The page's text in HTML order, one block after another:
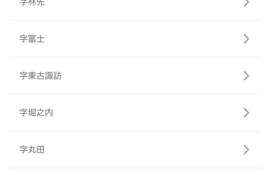
字冨士
字東古諏訪
字堀之内
字丸田